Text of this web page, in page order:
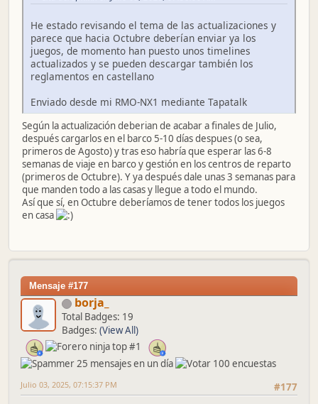
He estado revisando el tema de las actualizaciones y
parece que hacia Octubre deberían enviar ya los
juegos, de momento han puesto unos timelines
actualizados y se pueden descargar también los
reglamentos en castellano
Enviado desde mi RMO-NX1 mediante Tapatalk
Según la actualización deberian de acabar a finales de Julio,
después cargarlos en el barco 5-10 días despues (o sea,
primeros de Agosto) y tras eso habría que esperar las 6-8
semanas de viaje en barco y gestión en los centros de reparto
(primeros de Octubre). Y ya después dale unas 3 semanas para
que manden todo a las casas y llegue a todo el mundo.
Así que sí, en Octubre deberíamos de tener todos los juegos
en casa
Mensaje #177
borja_
Total Badges: 19
Badges: (View All)
#177
Julio 03, 2025, 07:15:37 PM